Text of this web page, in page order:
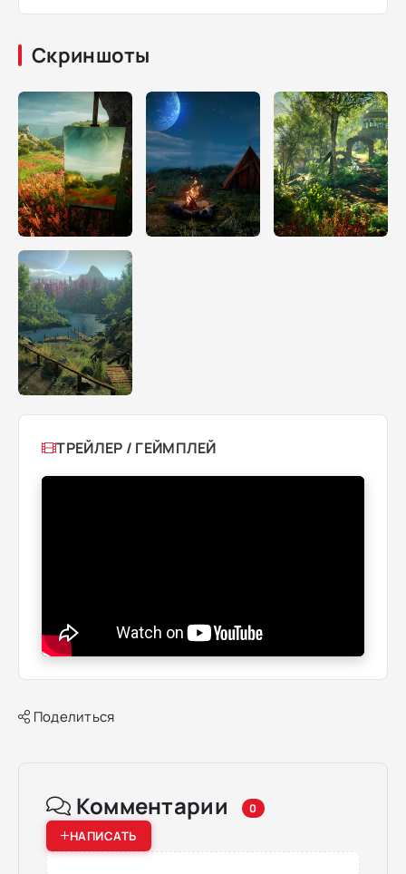
Скриншоты
ТРЕЙЛЕР / ГЕЙМПЛЕЙ
Поделиться
Комментарии 0
НАПИСАТЬ